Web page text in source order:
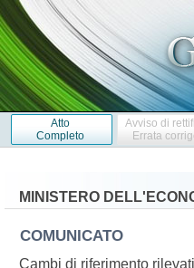
Atto
Completo
Avviso di
Errata
MINISTERO
COMUNICATO
Cambi di riferimento